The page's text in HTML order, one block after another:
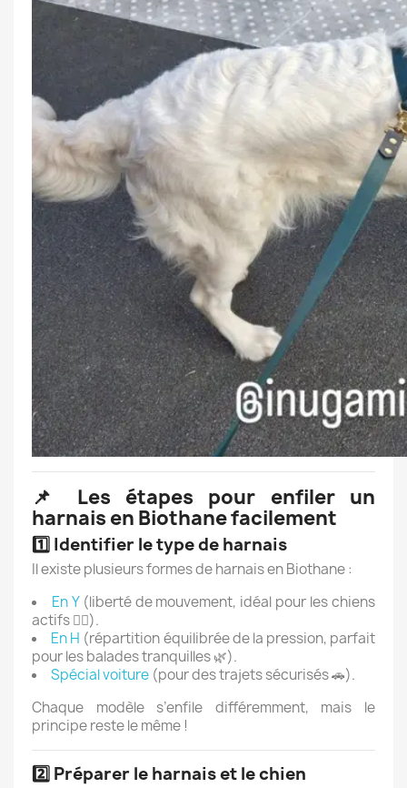
📌 Les étapes pour enfiler un
harnais en Biothane facilement
1️⃣ Identifier le type de harnais
Il existe plusieurs formes de harnais en Biothane :
En Y(liberté de mouvement, idéal pour les chiens
actifs 🏃‍♂️).
En H (répartition équilibrée de la pression, parfait
pour les balades tranquilles 🌿).
Spécial voiture (pour des trajets sécurisés 🚗).
Chaque modèle s’enfile différemment, mais le
principe reste le même !
2️⃣ Préparer le harnais et le chien